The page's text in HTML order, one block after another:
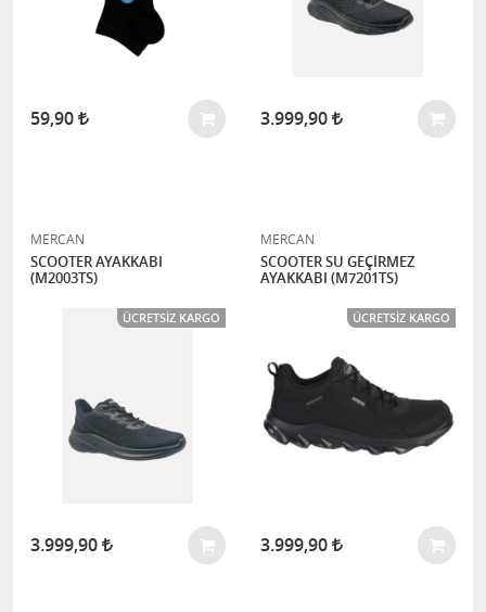
59,90 3.999,90
MERCAN
SCOOTER AYAKKABI
(M2003TS)
ÜCRETSIZ KARGO
3.999,90
MERCAN
SCOOTER SU GEÇİRMEZ
AYAKKABI (M7201TS)
ÜCRETSIZ KARGO
3.999,90